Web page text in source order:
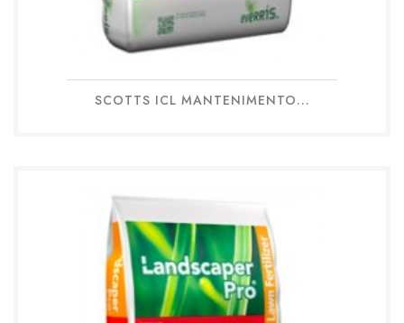
SCOTTS ICL MANTENIMENTO...